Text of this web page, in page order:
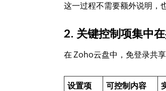
这一过程不需要额外说明，
2. 关键控制项集中
在 Zoho云盘中，免登录共
设置项 可控制内容